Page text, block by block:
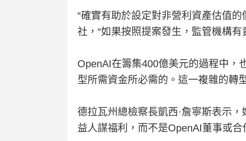
“確實有助於設定對非營利資產估值
社，“如果按照提案發生，監管機構
OpenAI在籌集400億美元的過程中，
型所需資金所必需的。這一複雜的轉
德拉瓦州總檢察長凱西·詹寧斯表示
益人謀福利，而不是OpenAI董事或